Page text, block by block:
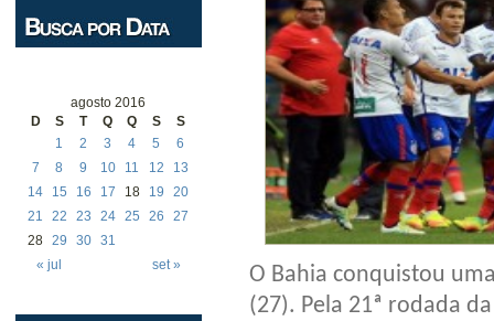
agosto 2016
D
S T Q Q S S
« jul set »
1 2 3 4 5
6
7
8 9 10 11 12
13
14
15 16 17 18 19
20
21
22 23 24 25 26
27
28 29 30 31
O Bahia conquistou
(27). Pela 21ª rodada